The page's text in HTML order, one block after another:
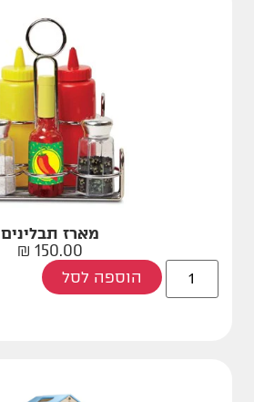
מארז תבלינים
150.00
₪
הוספה לסל